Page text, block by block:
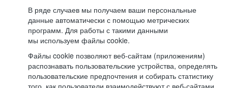
В ряде случаев мы получаем ваши персональные
данные автоматически с помощью метрических
программ. Для работы с такими данными
мы используем файлы cookie.
Файлы cookie позволяют веб-сайтам (приложениям)
распознавать пользовательские устройства, определять
пользовательские предпочтения и собирать статистику
того, как пользователи взаимодействуют с веб-сайтами